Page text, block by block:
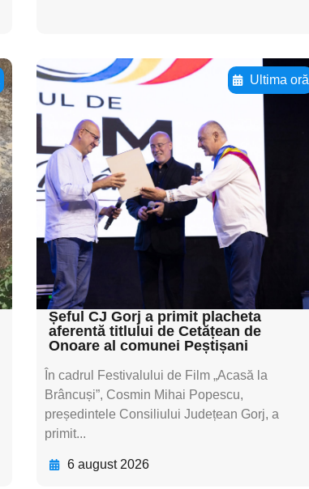
Ultima oră
Adaugă aici textul
pentru
subtitluAdaugă aici
textul pentru
subtitluAdaugă aici
textul pentru
subtitluAdaugă aici
textul pentru subti
Șeful CJ Gorj a primit placheta
aferentă titlului de Cetățean de
Onoare al comunei Peștișani
În cadrul Festivalului de Film „Acasă la
Brâncuși”, Cosmin Mihai Popescu,
președintele Consiliului Județean Gorj, a
primit...
6 august 2026